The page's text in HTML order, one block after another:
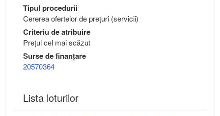
Tipul procedurii
Cererea ofertelor de prețuri (servicii)
Criteriu de atribuire
Preţul cel mai scăzut
Surse de finanțare
20570364
Lista loturilor